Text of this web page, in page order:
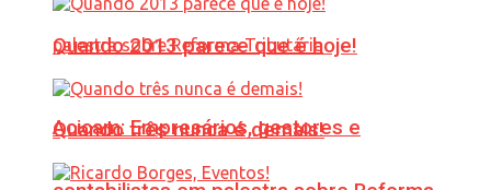
Acicam: Empresários, gestores e
Quando 2013 parece que é hoje!
Quando três nunca é demais!